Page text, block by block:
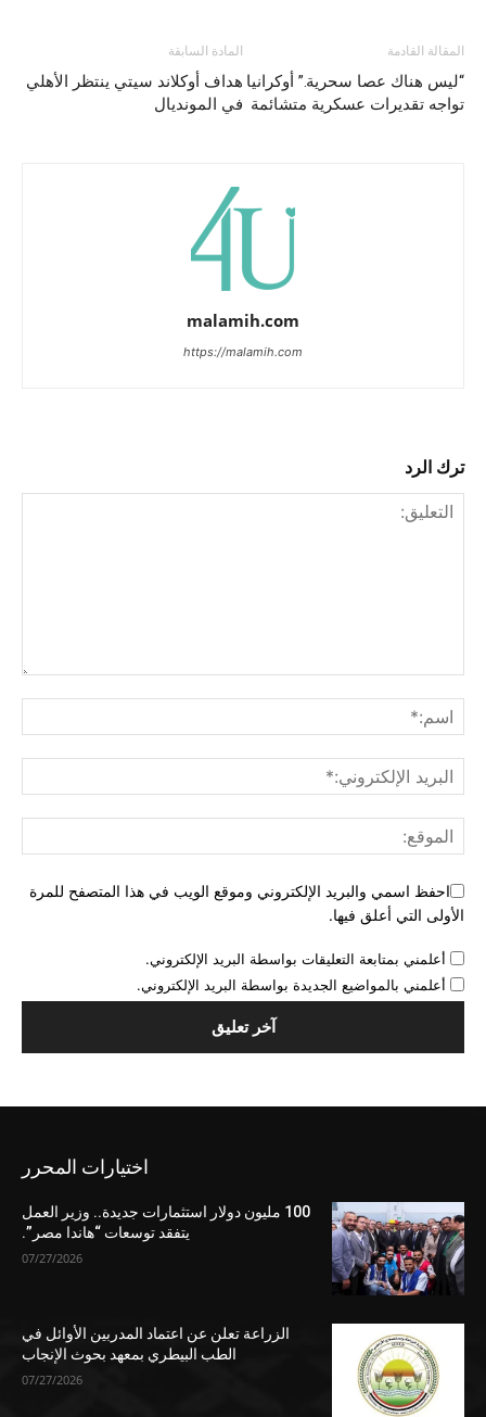
المادة السابقة
هداف أوكلاند سيتي ينتظر الأهلي
في المونديال
المقالة القادمة
“ليس هناك عصا سحرية.” أوكرانيا
تواجه تقديرات عسكرية متشائمة
malamih.com
https://malamih.com
ترك الرد
احفظ اسمي والبريد الإلكتروني وموقع الويب في هذا المتصفح للمرة
الأولى التي أعلق فيها.
أعلمني بمتابعة التعليقات بواسطة البريد الإلكتروني.
أعلمني بالمواضيع الجديدة بواسطة البريد الإلكتروني.
اختيارات المحرر
100 مليون دولار استثمارات جديدة.. وزير العمل
يتفقد توسعات “هاندا مصر”.
07/27/2026
الزراعة تعلن عن اعتماد المدربين الأوائل في
الطب البيطري بمعهد بحوث الإنجاب
07/27/2026